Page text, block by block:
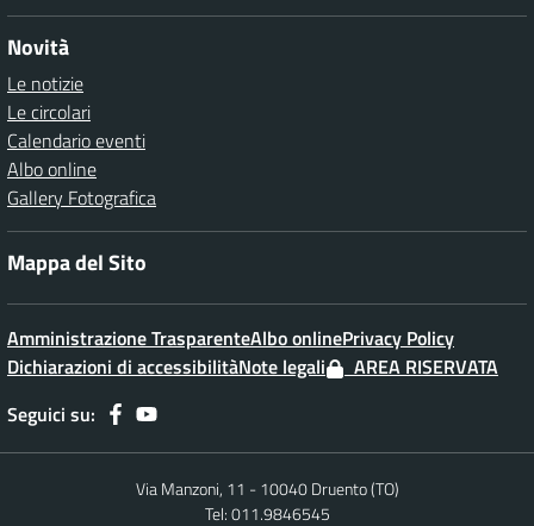
Novità
Le notizie
Le circolari
Calendario eventi
Albo online
Gallery Fotografica
Mappa del Sito
Amministrazione TrasparenteAlbo onlinePrivacy Policy
Dichiarazioni di accessibilitàNote legali
AREA RISERVATA
Seguici su:
Via Manzoni, 11 - 10040 Druento (TO)
Tel: 011.9846545